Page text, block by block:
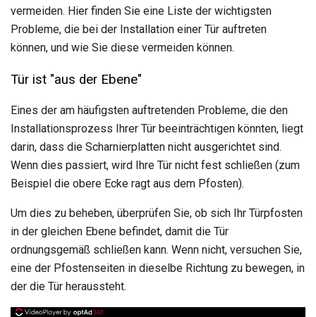
vermeiden. Hier finden Sie eine Liste der wichtigsten
Probleme, die bei der Installation einer Tür auftreten
können, und wie Sie diese vermeiden können.
Tür ist "aus der Ebene"
Eines der am häufigsten auftretenden Probleme, die den
Installationsprozess Ihrer Tür beeinträchtigen könnten, liegt
darin, dass die Scharnierplatten nicht ausgerichtet sind.
Wenn dies passiert, wird Ihre Tür nicht fest schließen (zum
Beispiel die obere Ecke ragt aus dem Pfosten).
Um dies zu beheben, überprüfen Sie, ob sich Ihr Türpfosten
in der gleichen Ebene befindet, damit die Tür
ordnungsgemäß schließen kann. Wenn nicht, versuchen Sie,
eine der Pfostenseiten in dieselbe Richtung zu bewegen, in
der die Tür heraussteht.